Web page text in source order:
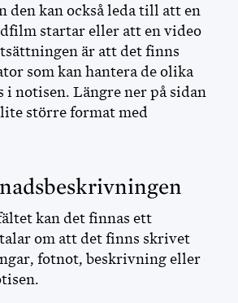
den kan också leda till att en
startar eller att en video
är att det finns
som kan hantera de olika
i notisen. Längre ner på sidan
större format med
kan det finnas ett
om att det finns skrivet
fotnot, beskrivning eller